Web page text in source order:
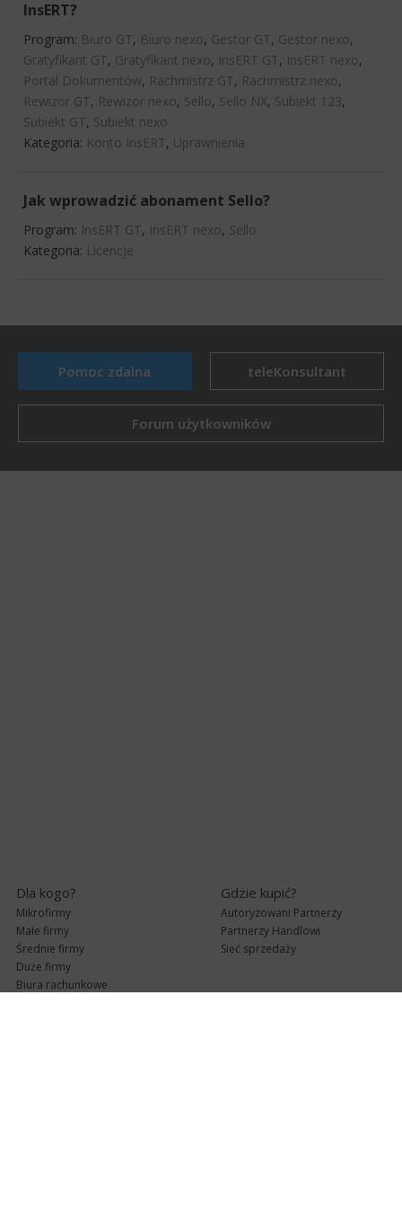
InsERT?
Program: Biuro GT, Biuro nexo, Gestor GT, Gestor nexo,
Gratyfikant GT, Gratyfikant nexo, InsERT GT, InsERT nexo,
Portal Dokumentów, Rachmistrz GT, Rachmistrz nexo,
Rewizor GT, Rewizor nexo, Sello, Sello NX, Subiekt 123,
Subiekt GT, Subiekt nexo
Kategoria: Konto InsERT, Uprawnienia
Jak wprowadzić abonament Sello?
Program: InsERT GT, InsERT nexo, Sello
Kategoria: Licencje
Pomoc zdalna teleKonsultant
Forum użytkowników
Dla kogo?
Mikrofirmy
Małe firmy
Średnie firmy
Duże firmy
Biura rachunkowe
Gdzie kupić?
Autoryzowani Partnerzy
Partnerzy Handlowi
Sieć sprzedaży